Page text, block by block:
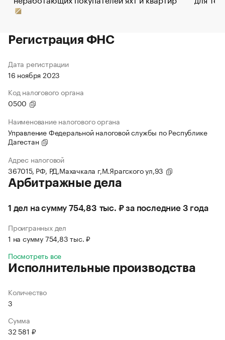
Регистрация ФНС
Дата регистрации
16 ноября 2023
Код налогового органа
0500
Наименование налогового органа
Управление Федеральной налоговой службы по Республике
Дагестан
Адрес налоговой
367015, РФ, РД,Махачкала г,М.Ярагского ул,93
Арбитражные дела
1 дел на сумму 754,83 тыс. ₽ за последние 3 года
Проигранных дел
1 на сумму 754,83 тыс. ₽
Посмотреть все
Исполнительные производства
Количество
3
Сумма
32 581 ₽